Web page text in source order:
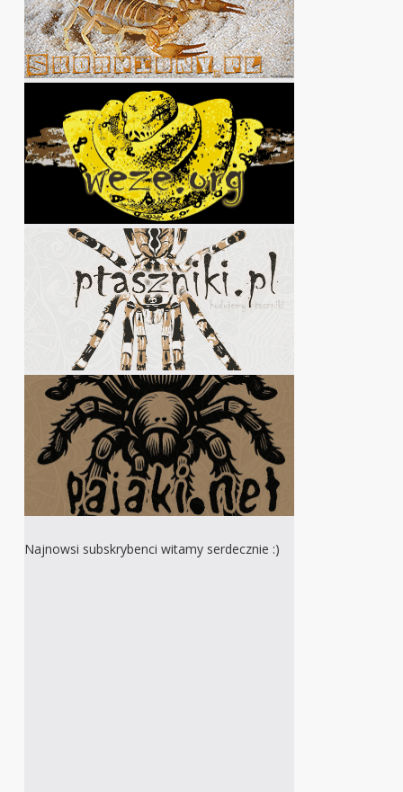
Najnowsi subskrybenci witamy serdecznie :)